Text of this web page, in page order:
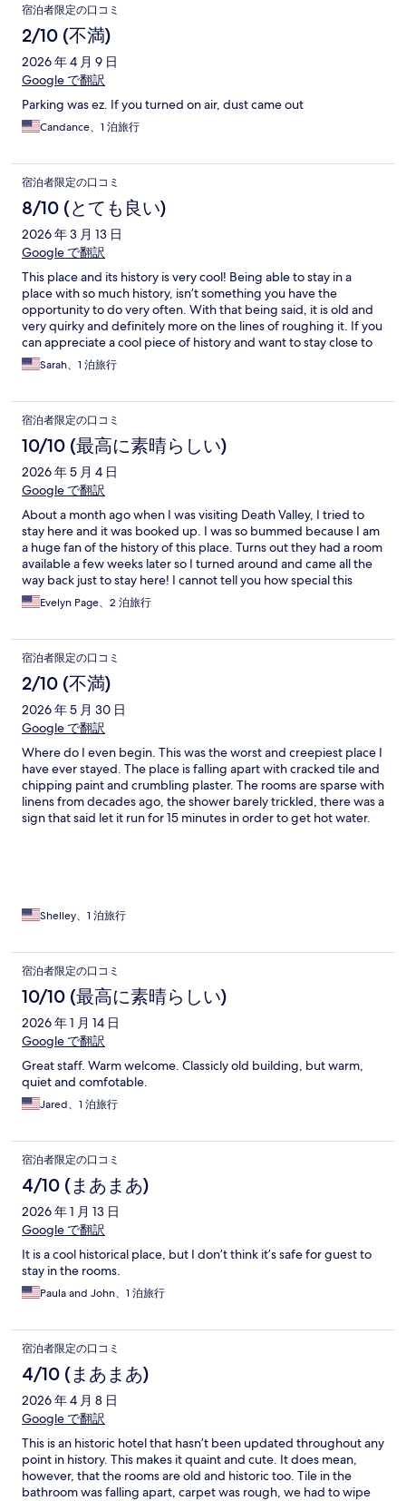
宿泊者限定の口コミ
2/10 (不満)
2026 年 4 月 9 日
Google で翻訳
Parking was ez. If you turned on air, dust came out
Candance、1 泊旅行
宿泊者限定の口コミ
8/10 (とても良い)
2026 年 3 月 13 日
Google で翻訳
This place and its history is very cool! Being able to stay in a
place with so much history, isn’t something you have the
opportunity to do very often. With that being said, it is old and
very quirky and definitely more on the lines of roughing it. If you
can appreciate a cool piece of history and want to stay close to
Death Valley it does the job…
Sarah、1 泊旅行
宿泊者限定の口コミ
10/10 (最高に素晴らしい)
2026 年 5 月 4 日
Google で翻訳
About a month ago when I was visiting Death Valley, I tried to
stay here and it was booked up. I was so bummed because I am
a huge fan of the history of this place. Turns out they had a room
available a few weeks later so I turned around and came all the
way back just to stay here! I cannot tell you how special this
place is.. you truly have to visit to see for yourself. I HIGHLY
reccomend doing the tour to get the full experience. The staff is
Highway was shot here! So cool! This place deserves its own
documentary and youll be lucky to stay here.
Evelyn Page、2 泊旅行
宿泊者限定の口コミ
2/10 (不満)
2026 年 5 月 30 日
Google で翻訳
Where do I even begin. This was the worst and creepiest place I
have ever stayed. The place is falling apart with cracked tile and
chipping paint and crumbling plaster. The rooms are sparse with
linens from decades ago, the shower barely trickled, there was a
sign that said let it run for 15 minutes in order to get hot water.
Shelley、1 泊旅行
宿泊者限定の口コミ
10/10 (最高に素晴らしい)
2026 年 1 月 14 日
Google で翻訳
Great staff. Warm welcome. Classicly old building, but warm,
quiet and comfotable.
Jared、1 泊旅行
宿泊者限定の口コミ
4/10 (まあまあ)
2026 年 1 月 13 日
Google で翻訳
It is a cool historical place, but I don’t think it’s safe for guest to
stay in the rooms.
Paula and John、1 泊旅行
宿泊者限定の口コミ
4/10 (まあまあ)
2026 年 4 月 8 日
Google で翻訳
This is an historic hotel that hasn’t been updated throughout any
point in history. This makes it quaint and cute. It does mean,
however, that the rooms are old and historic too. Tile in the
bathroom was falling apart, carpet was rough, we had to wipe